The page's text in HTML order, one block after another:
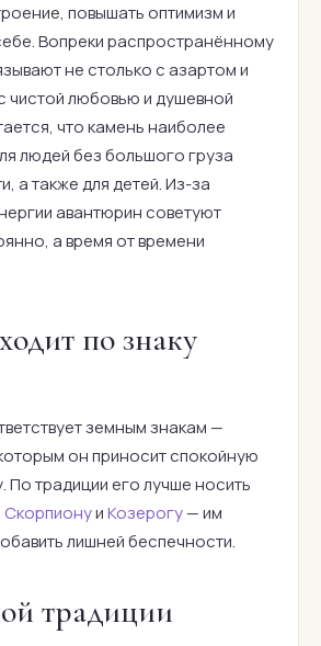
повышать оптимизм и
Вопреки распространённому
не столько с азартом и
чистой любовью и душевной
что камень наиболее
людей без большого груза
а также для детей. Из-за
авантюрин советуют
а время от времени
по знаку
земным знакам —
он приносит спокойную
По традиции его лучше носить
СкорпионуиКозерогу— им
лишней беспечности.
традиции